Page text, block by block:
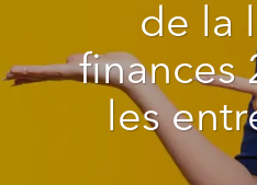
de la
finances
les